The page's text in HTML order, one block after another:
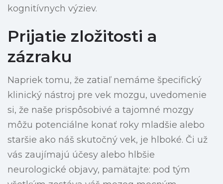
kognitívnych výziev.
Prijatie zložitosti a
zázraku
Napriek tomu, že zatiaľ nemáme špecifický
klinický nástroj pre vek mozgu, uvedomenie
si, že naše prispôsobivé a tajomné mozgy
môžu potenciálne konať roky mladšie alebo
staršie ako náš skutočný vek, je hlboké. Či už
vás zaujímajú účesy alebo hlbšie
neurologické objavy, pamätajte: pod tým